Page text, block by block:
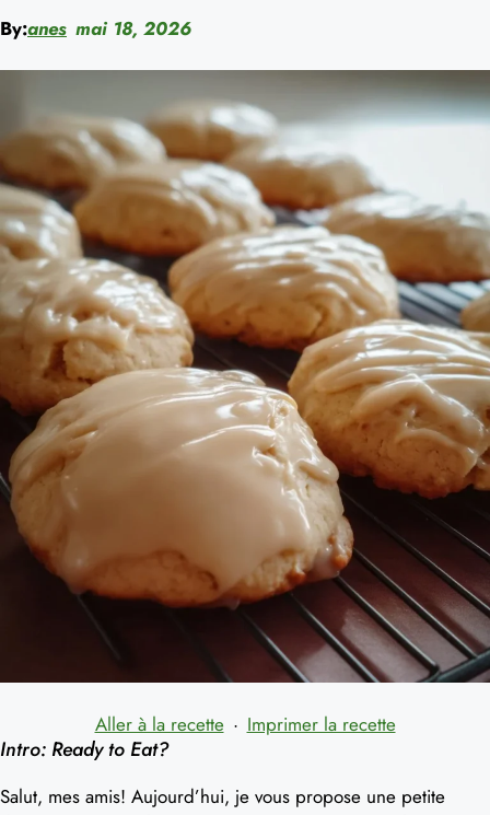
By:anes mai 18, 2026
Aller à la recette · Imprimer la recette
Intro: Ready to Eat?
Salut, mes amis! Aujourd’hui, je vous propose une petite